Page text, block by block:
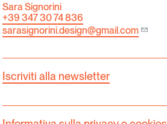
Sara Signorini
+39 347 30 74 836
sarasignorini.design@gmail.com
Iscriviti alla newsletter